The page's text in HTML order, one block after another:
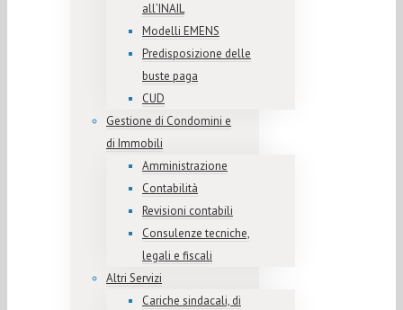
all’INAIL
Modelli EMENS
Predisposizione delle
buste paga
CUD
Gestione di Condomini e
di Immobili
Amministrazione
Contabilità
Revisioni contabili
Consulenze tecniche,
legali e fiscali
Altri Servizi
Cariche sindacali, di